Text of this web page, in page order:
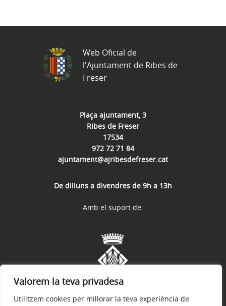
Valorem la teva privadesa
Utilitzem cookies per millorar la teva experiència de
Plaça ajuntament, 3
Ribes de Freser
17534
972 72 71 84
ajuntament@ajribesdefreser.cat
De dilluns a divendres de 9h a 13h
Web Oficial de
l'Ajuntament de Ribes de
Freser
Amb el suport de: